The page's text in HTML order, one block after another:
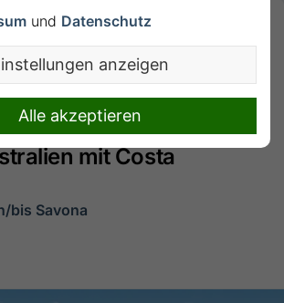
Italien,
Spanien,
USA,
USA,
Fidschi-
mit Costa
bis Savona
und Datenschutz
anzeigen
Alle akzeptieren